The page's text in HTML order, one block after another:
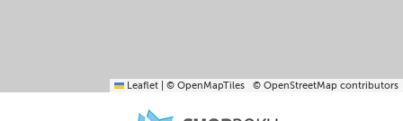
Leaflet © OpenMapTiles © OpenStreetMap contributors